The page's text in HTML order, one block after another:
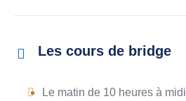
Les cours de bridge
Le matin de 10 heures à midi